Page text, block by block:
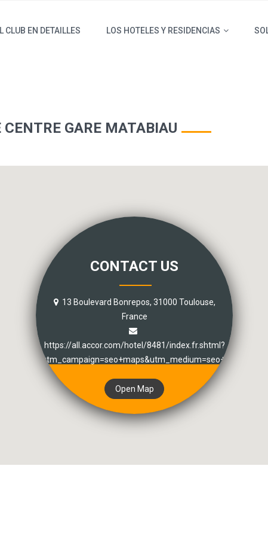
CLUB EN DETAILLES LOS HOTELES Y RESIDENCIAS
GARE MATABIAU
CONTACT US
13 Boulevard Bonrepos, 31000 Toulouse,
France
https://all.accor.com/hotel/8481/index.fr.shtml?
Open Map